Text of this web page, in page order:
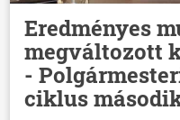
Eredményes
megváltozott
-
ciklus